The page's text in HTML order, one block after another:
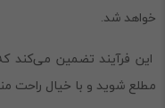
خواهد شد.
این فرآیند تضمین می‌کند
مطلع شوید و با خیال راحت